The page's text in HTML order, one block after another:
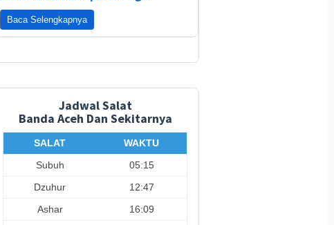
Baca Selengkapnya
Jadwal Salat
Banda Aceh Dan Sekitarnya
SALAT
WAKTU
Subuh
05:15
Dzuhur
12:47
Ashar
16:09